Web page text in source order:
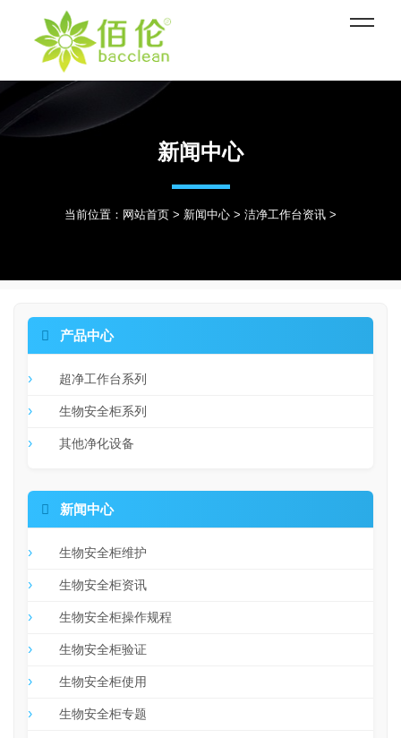
新闻中心
当前位置： 网站首页 > 新闻中心 > 洁净工作台资讯 >
 产品中心
超净工作台系列
生物安全柜系列
其他净化设备
 新闻中心
生物安全柜维护
生物安全柜资讯
生物安全柜操作规程
生物安全柜验证
生物安全柜使用
生物安全柜专题